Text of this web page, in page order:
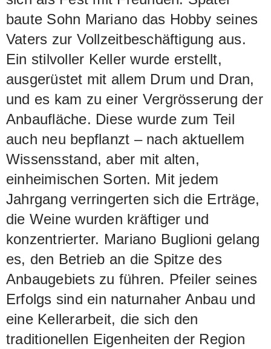
angetrieben, nochmals etwas
anzufangen und auch damit erfolgreich
zu sein. Trotz einem beschwerlichen
Anfang sind die Buglionis zur Einsicht
gekommen, dass nur volles
Engagement sie ans gewünschte Ziel
der Perfektion bringt. Ein stilvoller
Keller wurde gebaut, ausgerüstet mit
allem, was dazu gehört. Ebenso wurde
der Rebberg vergrössert und zum Teil
neu angepflanzt; dies nach
neuzeitlichen Kriterien, aber mit alten
einheimischen Sorten. Mit jedem
Jahrgang sind die Erträge in den
Rebbergen kleiner geworden, die
Weine dafür umso kräftiger und
konzentrierter.
baute Sohn Mariano das Hobby seines
Vaters zur Vollzeitbeschäftigung aus.
Ein stilvoller Keller wurde erstellt,
ausgerüstet mit allem Drum und Dran,
und es kam zu einer Vergrösserung der
Anbaufläche. Diese wurde zum Teil
auch neu bepflanzt – nach aktuellem
Wissensstand, aber mit alten,
einheimischen Sorten. Mit jedem
Jahrgang verringerten sich die Erträge,
die Weine wurden kräftiger und
konzentrierter. Mariano Buglioni gelang
es, den Betrieb an die Spitze des
Anbaugebiets zu führen. Pfeiler seines
Erfolgs sind ein naturnaher Anbau und
eine Kellerarbeit, die sich den
traditionellen Eigenheiten der Region